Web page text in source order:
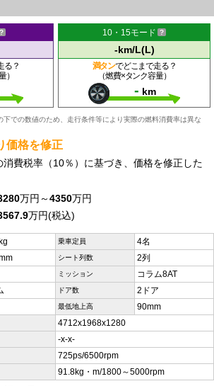
る？
）
10・15モード
-km/L(L)
満タンでどこまで走る？
（燃費×タンク容量）
- km
での数値のため、走行条件等により実際の燃料消費率は異な
価格を修正
費税率（10％）に基づき、価格を修正した
万円～4350万円
万円(税込)
乗車定員 4名
シート列数 2列
ミッション コラム8AT
ドア数 2ドア
最低地上高 90mm
4712x1968x1280
-x-x-
725ps/6500rpm
91.8kg・m/1800～5000rpm